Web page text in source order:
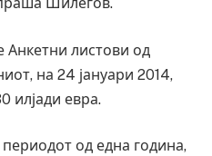
Анкетни листови од
на 24 јануари 2014,
илјади евра.
од една година,